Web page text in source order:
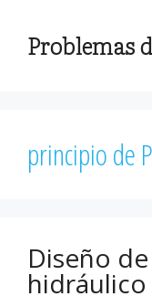
contenido
Problemas
principio de
Diseño
hidráulico